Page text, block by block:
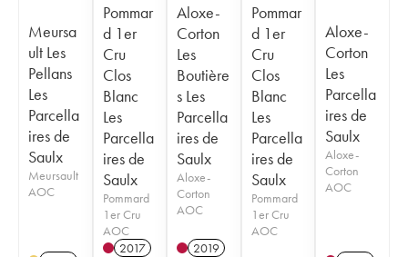
Meursa
ult Les
Pellans
Les
Parcella
ires de
Saulx
Meursault
AOC
Pommar
d 1er
Cru
Clos
Blanc
Les
Parcella
ires de
Saulx
Pommard
1er Cru
AOC
2017
Aloxe-
Corton
Les
Boutière
s Les
Parcella
ires de
Saulx
Aloxe-
Corton
AOC
2019
Pommar
d 1er
Cru
Clos
Blanc
Les
Parcella
ires de
Saulx
Pommard
1er Cru
AOC
Aloxe-
Corton
Les
Parcella
ires de
Saulx
Aloxe-
Corton
AOC